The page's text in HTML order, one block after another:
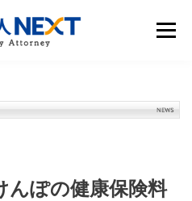
メニュ
んぽの健康保険料